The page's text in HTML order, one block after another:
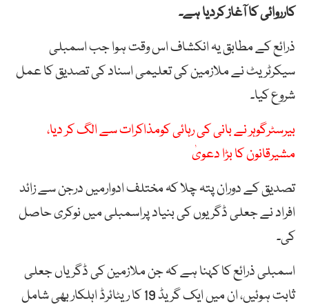
کارروائی کا آغاز کردیا ہے۔
ذرائع کے مطابق یہ انکشاف اس وقت ہوا جب اسمبلی
سیکرٹریٹ نے ملازمین کی تعلیمی اسناد کی تصدیق کا عمل
شروع کیا۔
بیرسٹرگوہر نے بانی کی رہائی کومذاکرات سے الگ کر دیا،
مشیرقانون کا بڑا دعویٰ
تصدیق کے دوران پتہ چلا کہ مختلف ادوارمیں درجن سے زائد
افراد نے جعلی ڈگریوں کی بنیاد پراسمبلی میں نوکری حاصل
کی۔
اسمبلی ذرائع کا کہنا ہے کہ جن ملازمین کی ڈگریاں جعلی
ثابت ہوئیں، ان میں ایک گریڈ 19 کا ریٹائرڈ اہلکار بھی شامل